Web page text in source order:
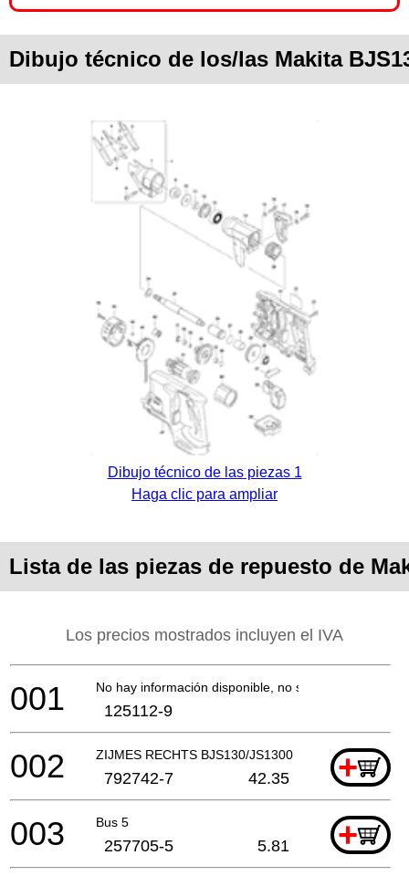
Dibujo técnico de los/las Makita
Dibujo técnico de las piezas 1
Haga clic para ampliar
Lista de las piezas de repuesto de
Los precios mostrados incluyen el IVA
No hay información disponible, no se puede pedir
001 125112-9
ZIJMES RECHTS BJS130/JS1300 +
002 792742-7 42.35
Bus 5 +
003 257705-5 5.81